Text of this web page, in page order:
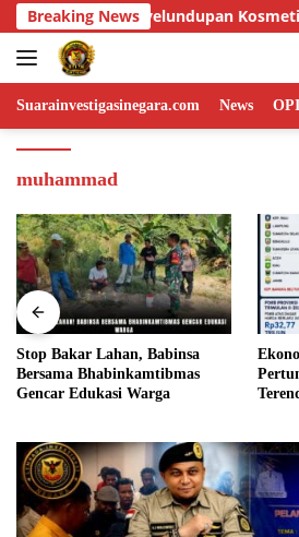
Skip
to
content
Breaking News
Ilegal Asal Filipina Stop
Suarainvestigasinegara.com News
muhammad
Ekonomi Babel Tertinggal,
Pertumbuhan Triwulan II-2026
Terendah di Sumatera